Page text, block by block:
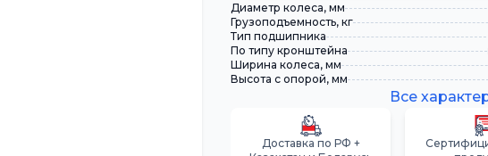
Диаметр колеса, мм
Грузоподъемность, кг
Тип подшипника
По типу кронштейна
Ширина колеса, мм
Высота с опорой, мм
Все
Доставка по РФ +